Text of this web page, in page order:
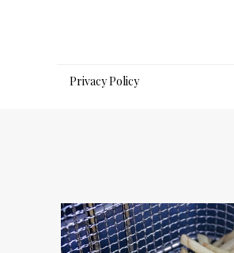
Privacy Policy